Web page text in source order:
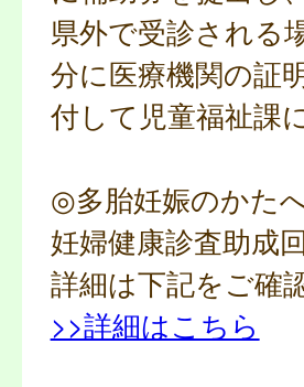
県外で受診される
分に医療機関の証
付して児童福祉課
◎多胎妊娠のかた
妊婦健康診査助成
詳細は下記をご確
>>詳細はこちら